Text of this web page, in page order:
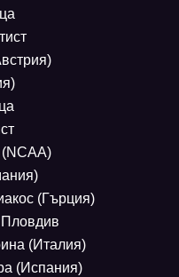
(Гърция)
(Италия)
(Испания)